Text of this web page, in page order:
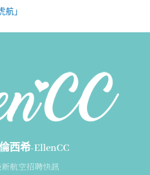
航」
西希-EllenCC
航空招聘快訊